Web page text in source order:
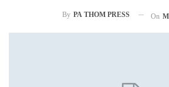
By PA THOM PRESS On